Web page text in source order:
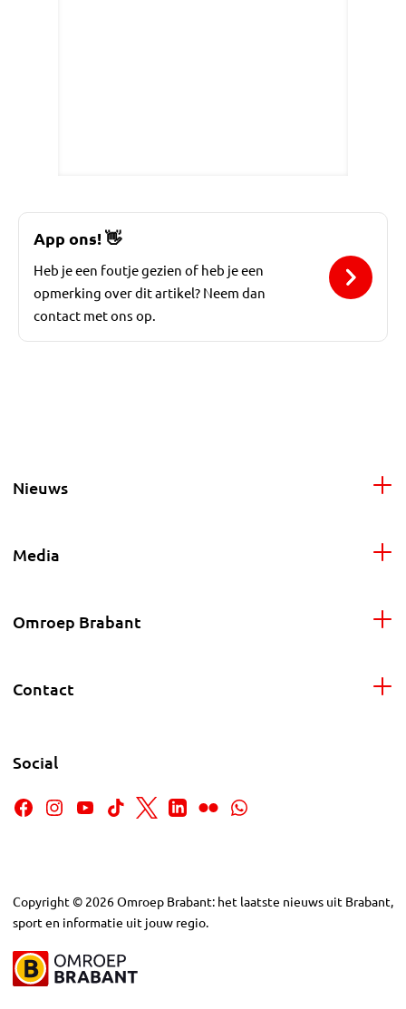
App ons!👋
Heb je een foutje gezien of heb je een
opmerking over dit artikel? Neem dan
contact met ons op.
Nieuws
Media
Omroep Brabant
Contact
Social
Copyright © 2026Omroep Brabant: het laatste nieuws uit Brabant,
sport en informatie uit jouw regio.